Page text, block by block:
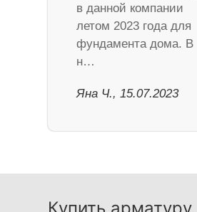
в данной компании
летом 2023 года для
фундамента дома. В
н…
Яна Ч., 15.07.2023
Купить арматуру